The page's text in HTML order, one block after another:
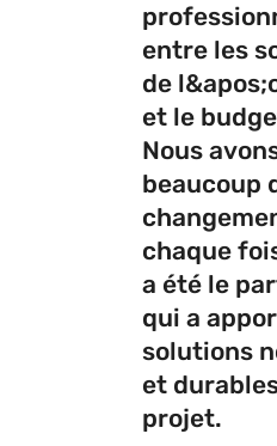
entre les
de
et le
Nous
beaucoup
chaque
a été le
qui a
solutions
et
projet.